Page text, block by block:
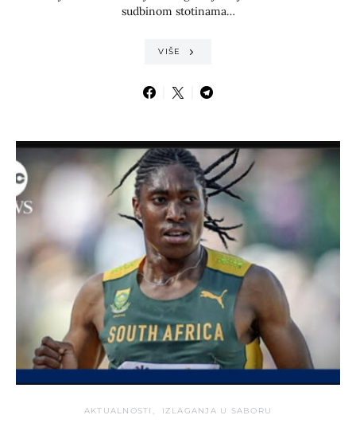
sudbinom stotinama…
VIŠE
AKTUALNOSTI IZLAGANJA U SABORU